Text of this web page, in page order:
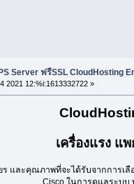
Server ฟรีSSL CloudHosting
2021 12:%i:1613332722 »
เครื่องแรง แ
และคุณภาพที่จะได้รับจากการเลื
Cisco ในการดูแลระบ